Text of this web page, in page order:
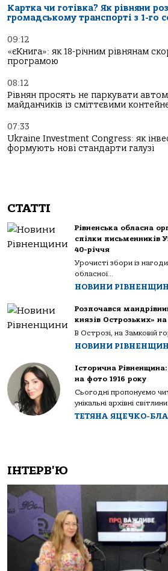
Картка чи готівка? Як рівняни
громадському транспорті з 1-го
09:12
«єКнига»: як 18-річним рівнянам
програмою
08:12
Рівнян просять не паркувати
майданчиків із сміттєвими
07:33
Ukraine Investment Congress: як
формують нові стандарти галузі
СТАТТІ
Рівненська обласна
спілки письменників
40-річчя
Урочисті збори із нагоди
обласної...
НОВИНИ
Розпочався
князів Острозьких» на
В Острозі, на Замковій
НОВИНИ
Історична
на фото 1916 року
Сьогодні пропонуємо
унікальні архівні світлини...
ТЕТЯНА ЯЦЕЧКО-
ІНТЕРВ'Ю